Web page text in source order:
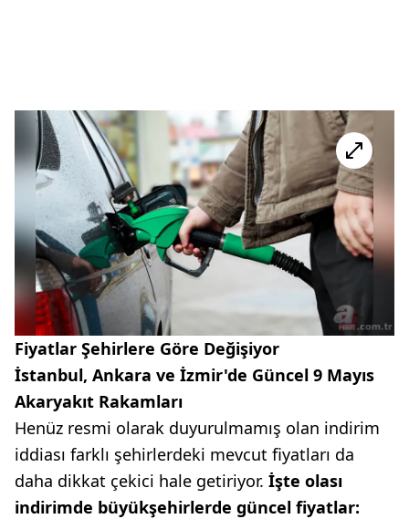
Fiyatlar Şehirlere Göre Değişiyor
İstanbul, Ankara ve İzmir'de Güncel 9 Mayıs
Akaryakıt Rakamları
Henüz resmi olarak duyurulmamış olan indirim
iddiası farklı şehirlerdeki mevcut fiyatları da
daha dikkat çekici hale getiriyor. İşte olası
indirimde büyükşehirlerde güncel fiyatlar: